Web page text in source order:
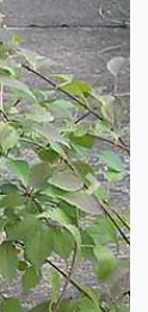
Další